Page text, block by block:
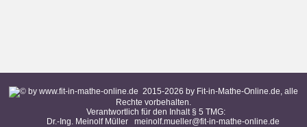
2015-2026 by Fit-in-Mathe-Online.de, alle
Rechte vorbehalten.
Verantwortlich für den Inhalt § 5 TMG:
Dr.-Ing. Meinolf Müller meinolf.mueller@fit-in-mathe-online.de